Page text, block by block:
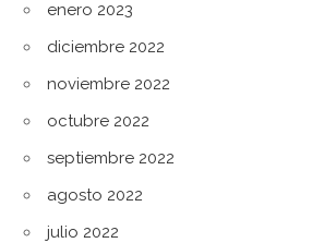
enero 2023
diciembre 2022
noviembre 2022
octubre 2022
septiembre 2022
agosto 2022
julio 2022